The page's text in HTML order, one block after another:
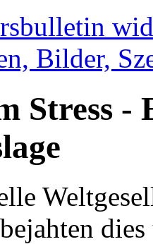
Bilder,
Stress -